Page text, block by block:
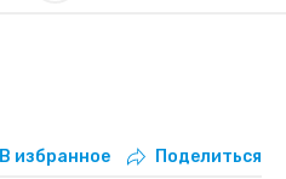
В избранное Поделиться